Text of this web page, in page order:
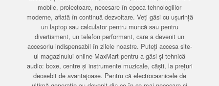
mobile, proiectoare, necesare în epoca tehnologiilor
moderne, aflată în continuă dezvoltare. Veți găsi cu ușurință
un laptop sau calculator pentru muncă sau pentru
divertisment, un telefon performant, care a devenit un
accesoriu indispensabil în zilele noastre. Puteți accesa site-
ul magazinului online MaxMart pentru a găsi și tehnică
audio: boxe, centre și instrumente muzicale, căști, la prețuri
deosebit de avantajoase. Pentru că electrocasnicele de